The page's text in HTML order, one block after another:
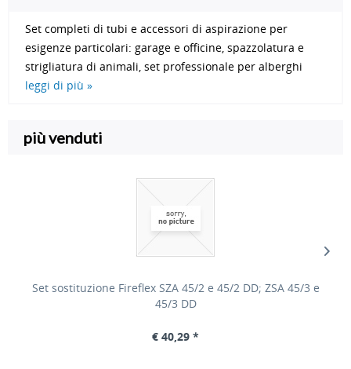
Set completi di tubi e accessori di aspirazione per
esigenze particolari: garage e officine, spazzolatura e
strigliatura di animali, set professionale per alberghi
leggi di più »
più venduti
Set sostituzione Fireflex SZA 45/2 e 45/2 DD; ZSA 45/3 e
45/3 DD
€ 40,29 *